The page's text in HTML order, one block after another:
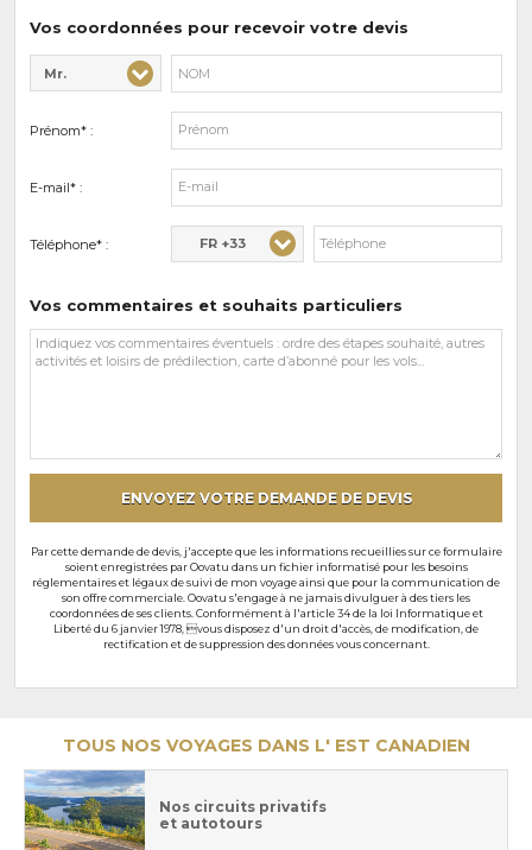
Vos coordonnées pour recevoir votre devis
Civilité* :
Mr.
Nom* :
Prénom* :
E-mail* :
Téléphone* : FR +33
Vos commentaires et souhaits particuliers
Vos
commentaires
ENVOYEZ VOTRE DEMANDE DE DEVIS
Par cette demande de devis, j'accepte que les informations recueillies sur ce formulaire
soient enregistrées par Oovatu dans un fichier informatisé pour les besoins
réglementaires et légaux de suivi de mon voyage ainsi que pour la communication de
son offre commerciale. Oovatu s'engage à ne jamais divulguer à des tiers les
coordonnées de ses clients. Conformément à l'article 34 de la loi Informatique et
Liberté du 6 janvier 1978, vous disposez d'un droit d'accès, de modification, de
rectification et de suppression des données vous concernant.
TOUS NOS VOYAGES DANS L' EST CANADIEN
Nos circuits privatifs
et autotours